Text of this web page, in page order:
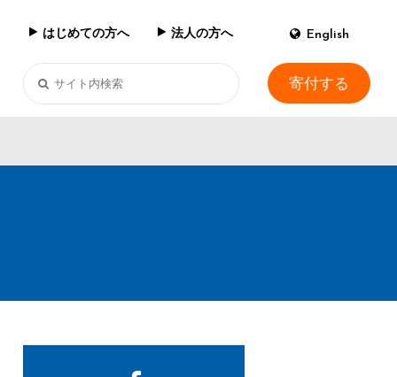
はじめての方へ 法人の方へ English
寄付する